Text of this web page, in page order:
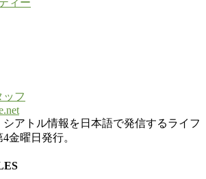
ッフ
シアトル情報を日本語で発信するライフ
金曜日発行。